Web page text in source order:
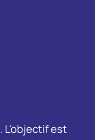
L'objectif est